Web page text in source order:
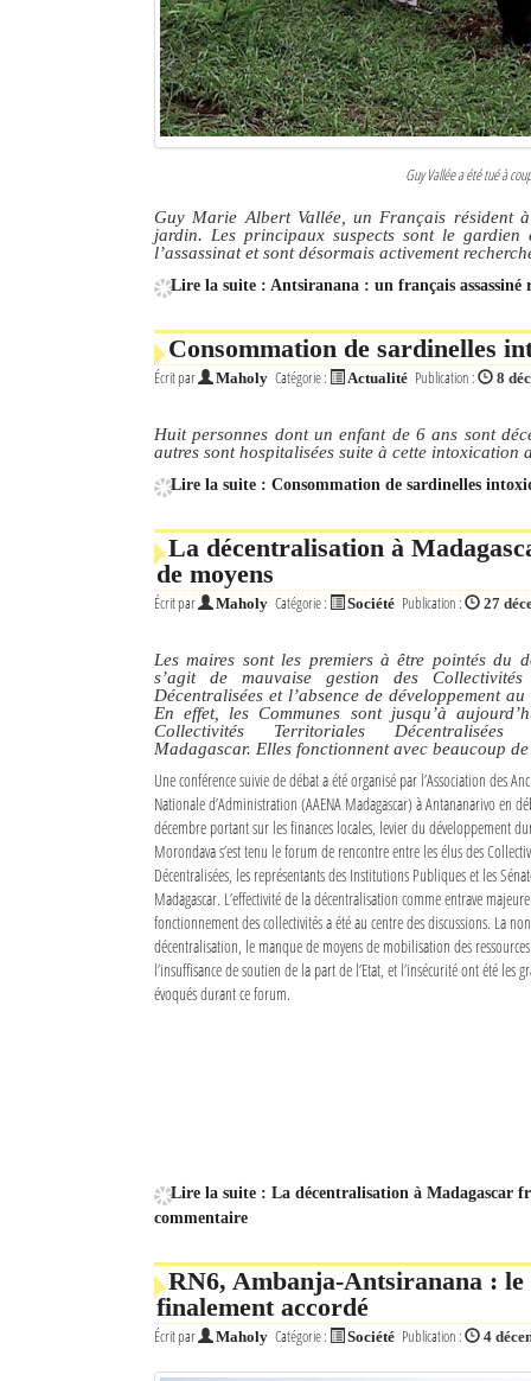
Guy Vallée a été tué à
Guy Marie Albert Vallée, un Français résident
jardin. Les principaux suspects sont le
l’assassinat et sont désormais activement
Lire la suite : Antsiranana : un français
Consommation de sardinelles
Écrit par Maholy Catégorie : Actualité Publication : 8
Huit personnes dont un enfant de 6 ans sont
autres sont hospitalisées suite à cette intoxication
Lire la suite : Consommation de sardinelles
La décentralisation à
de moyens
Écrit par Maholy Catégorie : Société Publication : 27
Les maires sont les premiers à être pointés du
s’agit de mauvaise gestion des Collectivités
Décentralisées et l’absence de développement
En effet, les Communes sont jusqu’à
Collectivités Territoriales
Madagascar. Elles fonctionnent avec beaucoup
Une conférence suivie de débat a été organisé par l’Association des
Nationale d’Administration (AAENA Madagascar) à Antananarivo en
décembre portant sur les finances locales, levier du développement
Morondava s’est tenu le forum de rencontre entre les élus des
Décentralisées, les représentants des Institutions Publiques et les
Madagascar. L’effectivité de la décentralisation comme entrave
fonctionnement des collectivités a été au centre des discussions. La
décentralisation, le manque de moyens de mobilisation des
l’insuffisance de soutien de la part de l’Etat, et l’insécurité ont été les
évoqués durant ce forum.
Lire la suite : La décentralisation à Madagascar
commentaire
RN6, Ambanja-Antsiranana :
finalement accordé
Écrit par Maholy Catégorie : Société Publication : 4